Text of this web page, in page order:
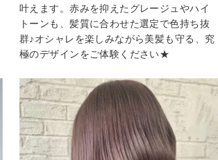
叶えます。赤みを抑えたグレージュやハイ
トーンも、髪質に合わせた選定で色持ち抜
群♪オシャレを楽しみながら美髪も守る、究
極のデザインをご体験ください★